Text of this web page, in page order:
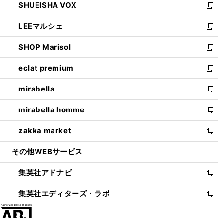
で
開
く
ド
ウ
で
開
く
ィ
ン
ド
ウ
で
開
く
い
ウ
ィ
ン
ド
ウ
で
開
く
SHUEISHA VOX
新
し
い
ウ
ィ
ン
ド
ウ
で
開
く
LEEマルシェ
新
し
い
ウ
ィ
ン
ド
ウ
で
開
く
SHOP Marisol
新
し
い
ウ
ィ
ン
ド
ウ
で
開
eclat premium
新
し
い
ウ
ィ
ン
ド
ウ
開
く
mirabella
新
し
い
ウ
ィ
ン
ウ
で
開
く
mirabella homme
新
し
い
ウ
ン
ド
ウ
で
zakka market
新
し
ウ
ィ
ン
ド
その他WEBサービス
集英社アドナビ
新
し
い
集英社エディターズ・ラボ
新